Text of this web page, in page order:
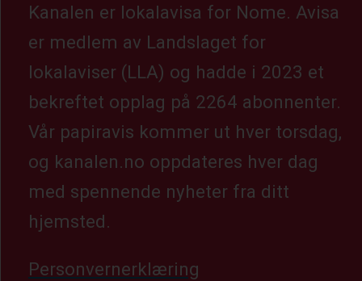
Kanalen er lokalavisa for Nome. Avisa
er medlem av Landslaget for
lokalaviser (LLA) og hadde i 2023 et
bekreftet opplag på 2264 abonnenter.
Vår papiravis kommer ut hver torsdag,
og kanalen.no oppdateres hver dag
med spennende nyheter fra ditt
hjemsted.
Personvernerklæring